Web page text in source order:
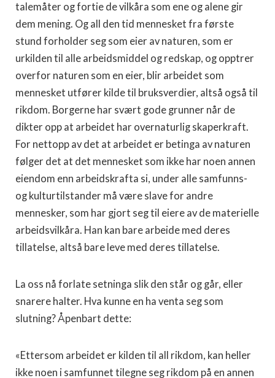
talemåter og fortie de vilkåra som ene og alene gir
dem mening. Og all den tid mennesket fra første
stund forholder seg som eier av naturen, som er
urkilden til alle arbeidsmiddel og redskap, og opptrer
overfor naturen som en eier, blir arbeidet som
mennesket utfører kilde til bruksverdier, altså også til
rikdom. Borgerne har svært gode grunner når de
dikter opp at arbeidet har overnaturlig skaperkraft.
For nettopp av det at arbeidet er betinga av naturen
følger det at det mennesket som ikke har noen annen
eiendom enn arbeidskrafta si, under alle samfunns-
og kulturtilstander må være slave for andre
mennesker, som har gjort seg til eiere av de materielle
arbeidsvilkåra. Han kan bare arbeide med deres
tillatelse, altså bare leve med deres tillatelse.
La oss nå forlate setninga slik den står og går, eller
snarere halter. Hva kunne en ha venta seg som
slutning? Åpenbart dette:
«Ettersom arbeidet er kilden til all rikdom, kan heller
ikke noen i samfunnet tilegne seg rikdom på en annen